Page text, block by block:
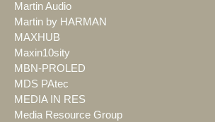
Martin Audio
Martin by HARMAN
MAXHUB
Maxin10sity
MBN-PROLED
MDS PAtec
MEDIA IN RES
Media Resource Group